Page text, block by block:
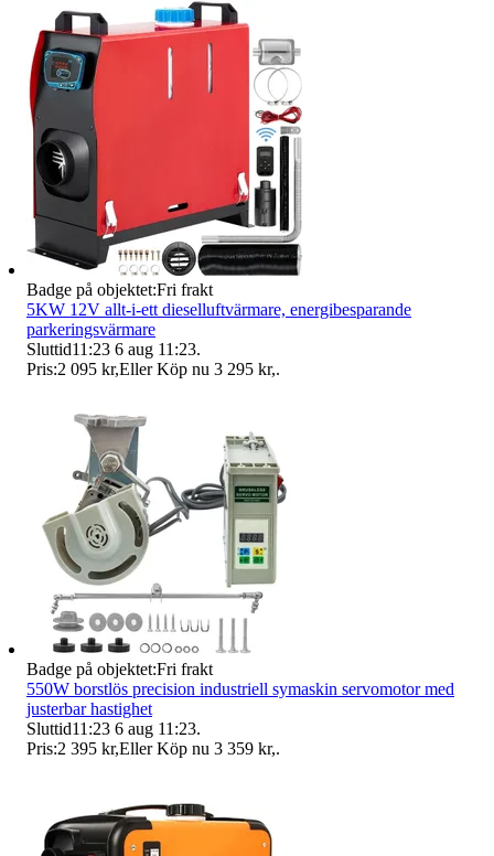
Badge på objektet:Fri frakt
5KW 12V allt-i-ett dieselluftvärmare, energibesparande
parkeringsvärmare
Sluttid11:23 6 aug 11:23.
Pris:2 095 kr,Eller Köp nu 3 295 kr,.
Badge på objektet:Fri frakt
550W borstlös precision industriell symaskin servomotor med
justerbar hastighet
Sluttid11:23 6 aug 11:23.
Pris:2 395 kr,Eller Köp nu 3 359 kr,.